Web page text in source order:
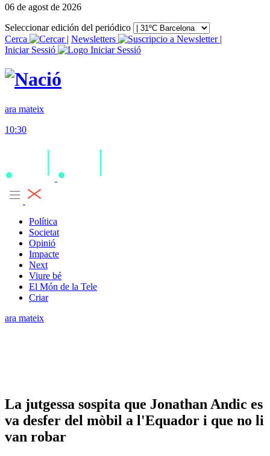
06 de agost de 2026
Seleccionar edición del periódico
Cerca
| Newsletters
|
Iniciar Sessió
ara mateix
10:30
Política
Societat
Opinió
Impacte
Next
Viure bé
El Món de la Tele
Criar
ara mateix
La jutgessa sospita que Jonathan Andic es
va desfer del mòbil a l'Equador i que no li
van robar